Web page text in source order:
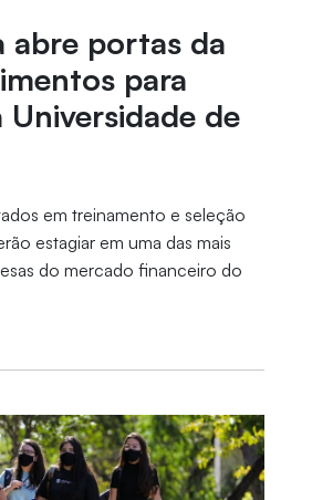
abre portas da
para
Universidade de
em treinamento e seleção
estagiar em uma das mais
do mercado financeiro do